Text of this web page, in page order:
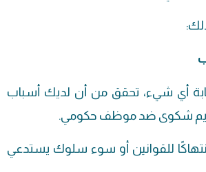
أي شيء، تحقق من أن لديك أسباب
شكوى ضد موظف حكومي.
للقوانين أو سوء سلوك يستدعي